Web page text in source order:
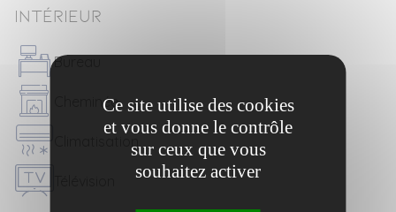
Intérieur
Bureau
CheminéeCe site utilise des cookies
et vous donne le contrôle
sur ceux que vous
souhaitez activer